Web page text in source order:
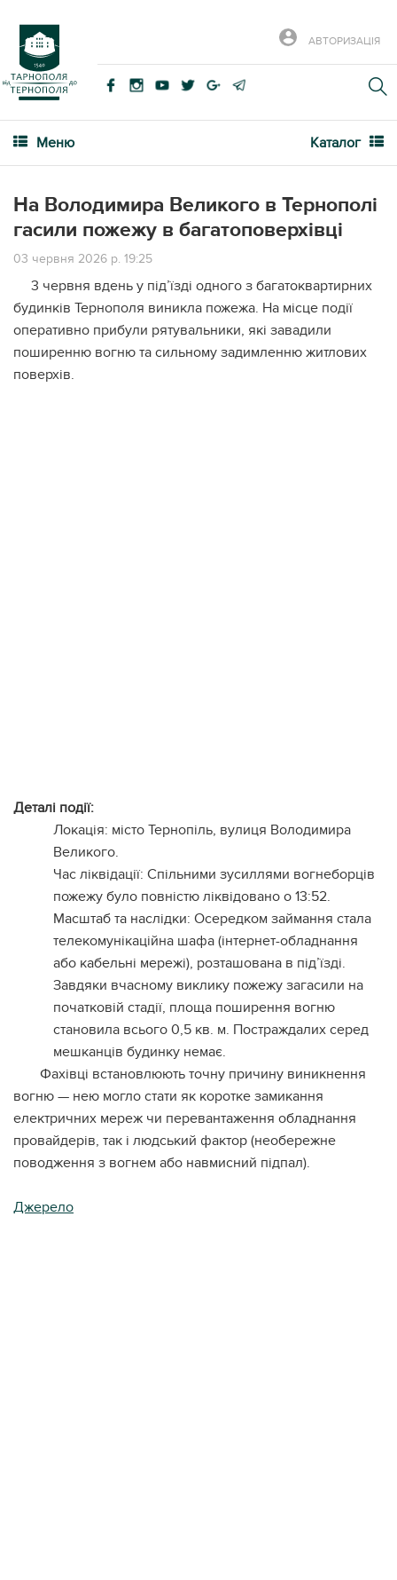
АВТОРИЗАЦІЯ
Меню Каталог
На Володимира Великого в Тернополі
гасили пожежу в багатоповерхівці
03 червня 2026 р. 19:25
3 червня вдень у під’їзді одного з багатоквартирних
будинків Тернополя виникла пожежа. На місце події
оперативно прибули рятувальники, які завадили
поширенню вогню та сильному задимленню житлових
поверхів.
Деталі події:
Локація: місто Тернопіль, вулиця Володимира
Великого.
Час ліквідації: Спільними зусиллями вогнеборців
пожежу було повністю ліквідовано о 13:52.
Масштаб та наслідки: Осередком займання стала
телекомунікаційна шафа (інтернет-обладнання
або кабельні мережі), розташована в під’їзді.
Завдяки вчасному виклику пожежу загасили на
початковій стадії, площа поширення вогню
становила всього 0,5 кв. м. Постраждалих серед
мешканців будинку немає.
Фахівці встановлюють точну причину виникнення
вогню — нею могло стати як коротке замикання
електричних мереж чи перевантаження обладнання
провайдерів, так і людський фактор (необережне
поводження з вогнем або навмисний підпал).
Джерело